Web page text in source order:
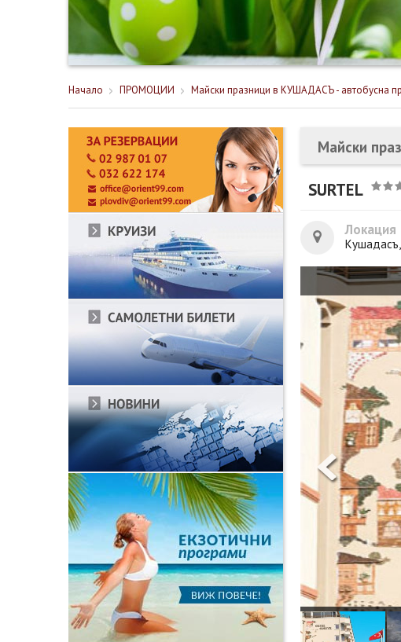
Начало ПРОМОЦИИ Майски празници в КУШАДАСЪ - автобусна
Майски
SURTEL
Локация